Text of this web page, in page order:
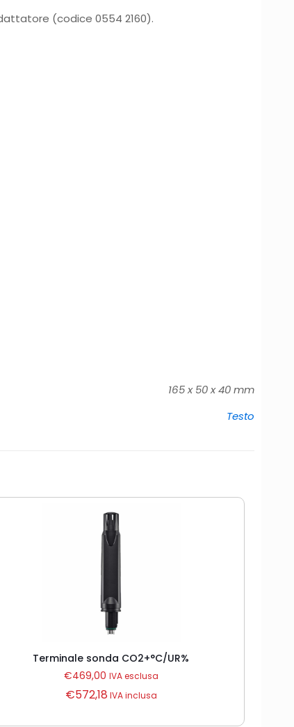
(codice 0554 2160).
165 x 50 x 40 mm
Testo
Terminale sonda CO2+°C/UR%
€469,00 IVA esclusa
€572,18 IVA inclusa